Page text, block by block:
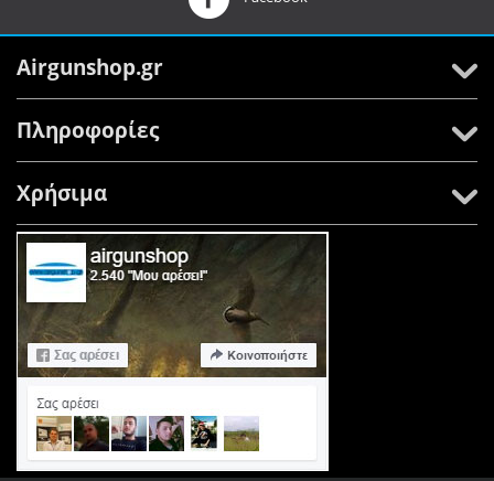
Airgunshop.gr
Πληροφορίες
Χρήσιμα